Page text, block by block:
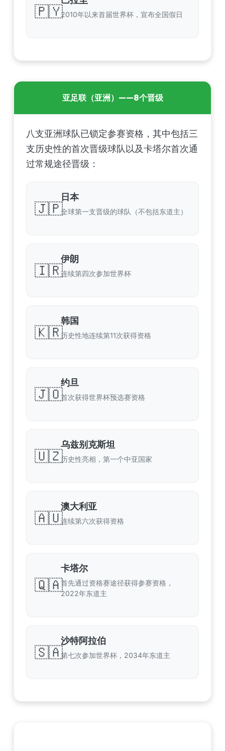
🇵🇾2010年以来首届世界杯，宣布全国假日
亚足联（亚洲）——8个晋级
八支亚洲球队已锁定参赛资格，其中包括三
支历史性的首次晋级球队以及卡塔尔首次通
过常规途径晋级：
🇯🇵
日本
全球第一支晋级的球队（不包括东道主）
🇮🇷
伊朗
连续第四次参加世界杯
🇰🇷
韩国
历史性地连续第11次获得资格
🇯🇴
约旦
首次获得世界杯预选赛资格
🇺🇿
乌兹别克斯坦
历史性亮相，第一个中亚国家
🇦🇺
澳大利亚
连续第六次获得资格
🇶🇦
卡塔尔
首先通过资格赛途径获得参赛资格，
2022年东道主
🇸🇦
沙特阿拉伯
第七次参加世界杯，2034年东道主